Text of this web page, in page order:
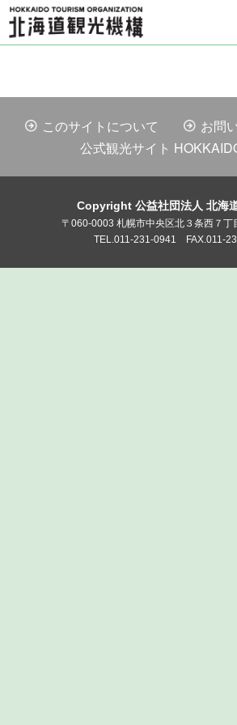
このサイトについて お問
公式観光サイト
Copyright 公益社団法人 北海
〒060-0003 札幌市中央区北３条西７丁
TEL.011-231-0941 FAX.011-